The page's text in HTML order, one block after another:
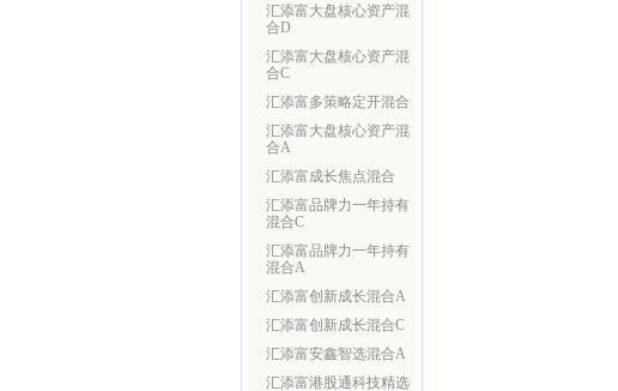
汇添富大盘核心资产混
合D
汇添富大盘核心资产混
合C
汇添富多策略定开混合
汇添富大盘核心资产混
合A
汇添富成长焦点混合
汇添富品牌力一年持有
混合C
汇添富品牌力一年持有
混合A
汇添富创新成长混合A
汇添富创新成长混合C
汇添富安鑫智选混合A
汇添富港股通科技精选